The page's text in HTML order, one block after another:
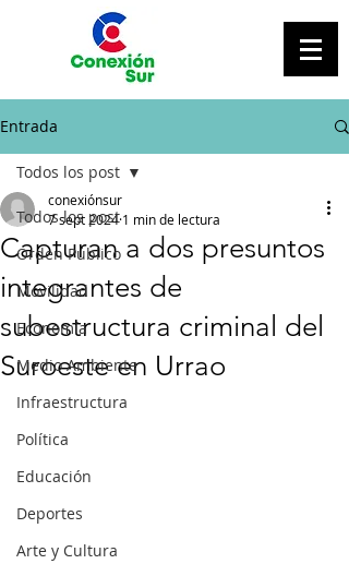
Entrada
Todos los post
Orden Público
Movilidad
Economía
Medio Ambiente
Infraestructura
Política
Educación
Deportes
Arte y Cultura
Todos los post
Capturan a dos presuntos
integrantes de
subestructura criminal del
Suroeste en Urrao
conexiónsur
7 sept 2024 1 min de lectura